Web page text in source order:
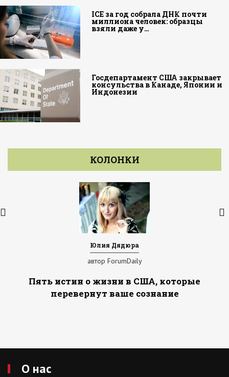
ICE за год собрала ДНК почти
миллиона человек: образцы
взяли даже у…
Госдепартамент США закрывает
консульства в Канаде, Японии и
Индонезии
КОЛОНКИ
Юлия Дядюра
автор ForumDaily
Пять истин о жизни в США, которые
перевернут ваше сознание
О нас